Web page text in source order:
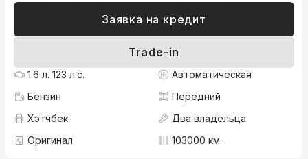
Заявка на кредит
Trade-in
1.6 л. 123 л.с.
Автоматическая
Бензин
Передний
Хэтчбек
Два владельца
Оригинал
103000 км.